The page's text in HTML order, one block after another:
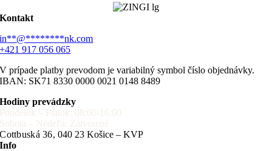
Kontakt
in**@********nk.com
+421 917 056 065
V prípade platby prevodom je variabilný symbol číslo objednávky.
IBAN: SK71 8330 0000 0021 0148 8489
Hodiny prevádzky
Pondelok – Piatok: 08:00-16:00
Sobota – Nedeľa: Zatvorené
Cottbuská 36,040 23 Košice – KVP
Info